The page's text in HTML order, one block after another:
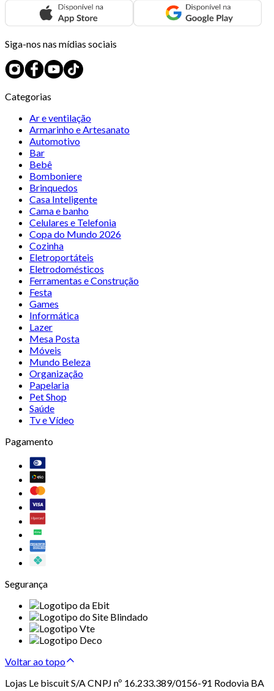
Siga-nos nas mídias sociais
Categorias
Ar e ventilação
Armarinho e Artesanato
Automotivo
Bar
Bebê
Bomboniere
Brinquedos
Casa Inteligente
Cama e banho
Celulares e Telefonia
Copa do Mundo 2026
Cozinha
Eletroportáteis
Eletrodomésticos
Ferramentas e Construção
Festa
Games
Informática
Lazer
Mesa Posta
Móveis
Mundo Beleza
Organização
Papelaria
Pet Shop
Saúde
Tv e Vídeo
Pagamento
Segurança
Voltar ao topo
Lojas Le biscuit S/A CNPJ nº 16.233.389/0156-91 Rodovia BA